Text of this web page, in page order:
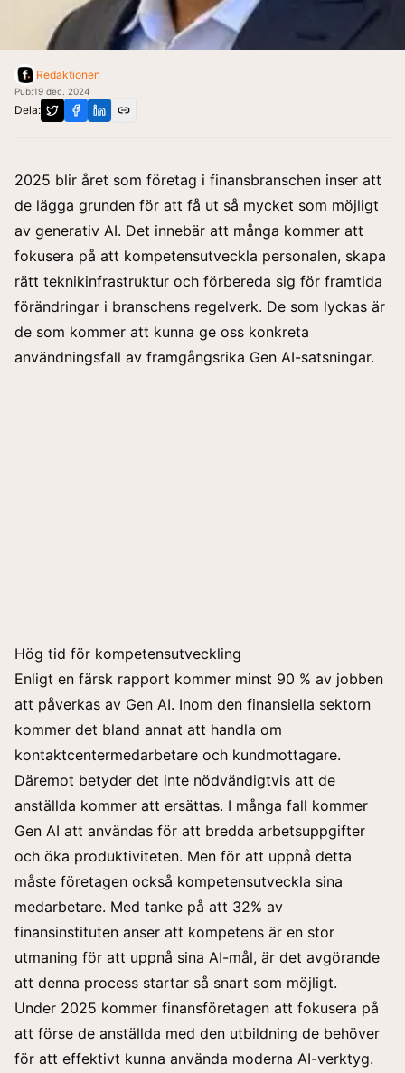
Redaktionen
Pub:19 dec. 2024
Dela:
2025 blir året som företag i finansbranschen inser att
de lägga grunden för att få ut så mycket som möjligt
av generativ AI. Det innebär att många kommer att
fokusera på att kompetensutveckla personalen, skapa
rätt teknikinfrastruktur och förbereda sig för framtida
förändringar i branschens regelverk. De som lyckas är
de som kommer att kunna ge oss konkreta
användningsfall av framgångsrika Gen AI-satsningar.
Hög tid för kompetensutveckling
Enligt en färsk rapport kommer minst 90 % av jobben
att påverkas av Gen AI. Inom den finansiella sektorn
kommer det bland annat att handla om
kontaktcentermedarbetare och kundmottagare.
Däremot betyder det inte nödvändigtvis att de
anställda kommer att ersättas. I många fall kommer
Gen AI att användas för att bredda arbetsuppgifter
och öka produktiviteten. Men för att uppnå detta
måste företagen också kompetensutveckla sina
medarbetare. Med tanke på att 32% av
finansinstituten anser att kompetens är en stor
utmaning för att uppnå sina AI-mål, är det avgörande
att denna process startar så snart som möjligt.
Under 2025 kommer finansföretagen att fokusera på
att förse de anställda med den utbildning de behöver
för att effektivt kunna använda moderna AI-verktyg.